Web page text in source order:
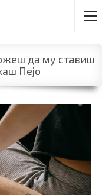
да му ставиш
Пејо